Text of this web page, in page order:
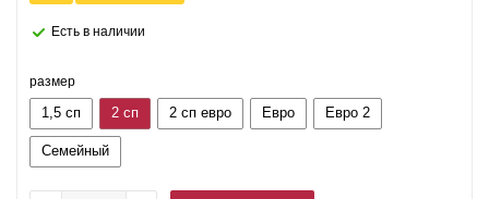
Есть в наличии
размер
1,5 сп 2 сп 2 сп евро Евро Евро 2
Семейный